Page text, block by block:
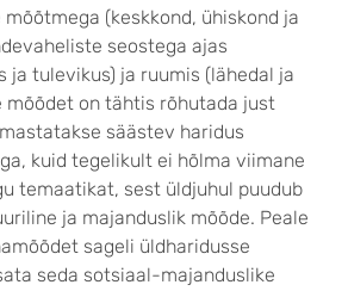
(keskkond, ühiskond ja
seostega ajas
ja tulevikus) ja ruumis (lähedal ja
mõõdet on tähtis rõhutada just
säästev haridus
kuid tegelikult ei hõlma viimane
temaatikat, sest üldjuhul puudub
ja majanduslik mõõde. Peale
sageli üldharidusse
seda sotsiaal-majanduslike